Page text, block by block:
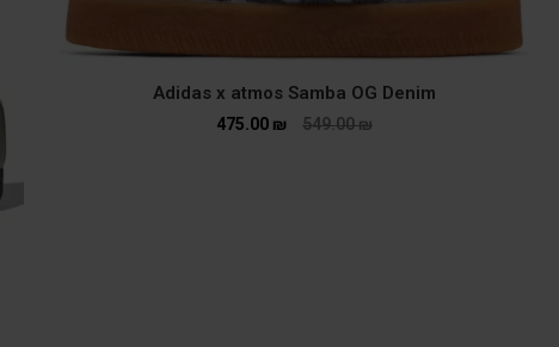
Adidas x atmos Samba OG Denim
549.00₪
475.00 ₪